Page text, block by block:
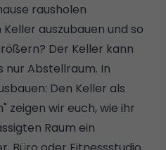
rausholen
auszubauen und so
Der Keller kann
nur Abstellraum. In
Den Keller als
zeigen wir euch, wie ihr
Raum ein